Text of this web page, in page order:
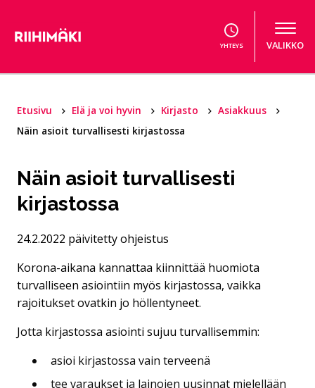
YHTEYS VALIKKO
Etusivu Elä ja voi hyvin Kirjasto
Asiakkuus
Näin asioit turvallisesti kirjastossa
Näin asioit turvallisesti
kirjastossa
24.2.2022 päivitetty ohjeistus
Korona-aikana kannattaa kiinnittää huomiota
turvalliseen asiointiin myös kirjastossa, vaikka
rajoitukset ovatkin jo höllentyneet.
Jot­ta kir­jas­tos­sa asioin­ti su­juu tur­val­li­sem­min:
asioi kirjastossa vain terveenä
tee varaukset ja lainojen uusinnat mielellään